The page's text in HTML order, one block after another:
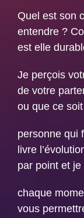
Quel est son
entendre ?
est elle
Je perçois
de votre
ou que ce
personne qui
livre
par point et je
chaque
vous